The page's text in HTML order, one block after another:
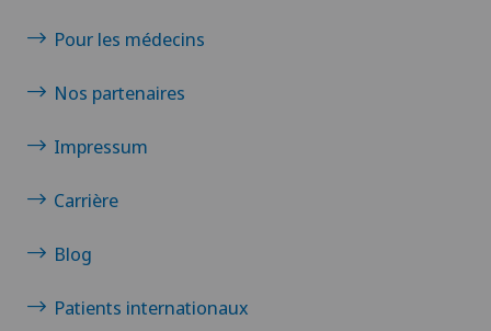
Pour les médecins
Nos partenaires
Impressum
Carrière
Blog
Patients internationaux